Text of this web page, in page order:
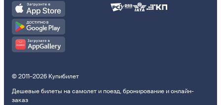
© 2011–2026 Купибилет
Дешевые билеты на самолет и поезд, бронирование и онлайн-
заказ